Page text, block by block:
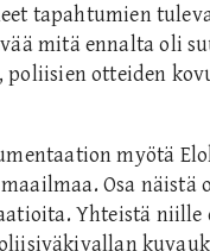
tapahtumien
mitä ennalta oli
poliisien otteiden
myötä
Osa näistä
Yhteistä niille